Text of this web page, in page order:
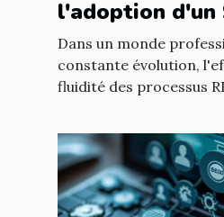
l'adoption d'un
les employés
entreprises
Dans un monde
constante évolution,
fluidité des processus